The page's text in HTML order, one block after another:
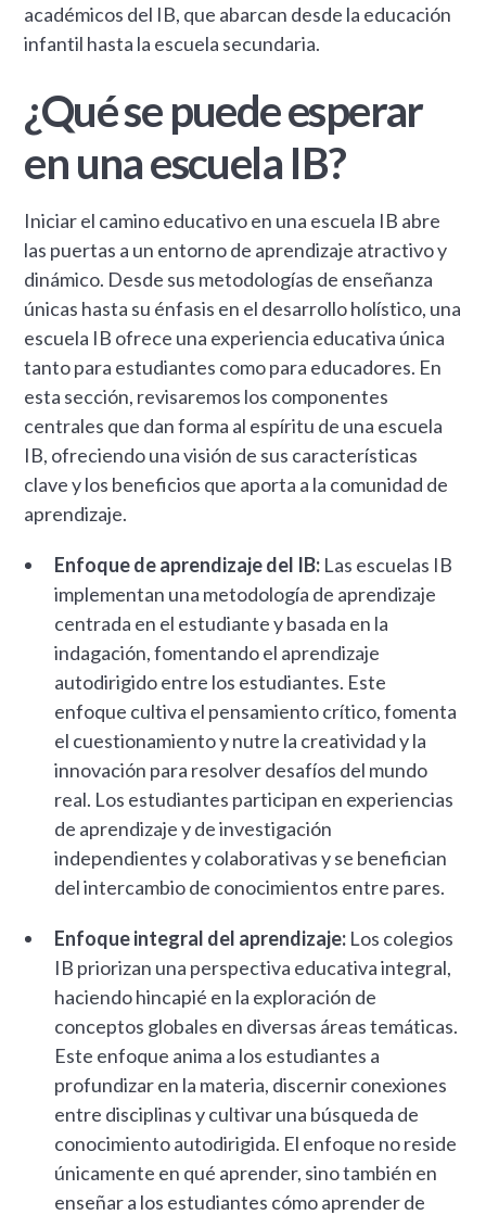
académicos del IB, que abarcan desde la educación
infantil hasta la escuela secundaria.
¿Qué se puede esperar
en una escuela IB?
Iniciar el camino educativo en una escuela IB abre
las puertas a un entorno de aprendizaje atractivo y
dinámico. Desde sus metodologías de enseñanza
únicas hasta su énfasis en el desarrollo holístico, una
escuela IB ofrece una experiencia educativa única
tanto para estudiantes como para educadores. En
esta sección, revisaremos los componentes
centrales que dan forma al espíritu de una escuela
IB, ofreciendo una visión de sus características
clave y los beneficios que aporta a la comunidad de
aprendizaje.
Enfoque de aprendizaje del IB: Las escuelas IB
implementan una metodología de aprendizaje
centrada en el estudiante y basada en la
indagación, fomentando el aprendizaje
autodirigido entre los estudiantes. Este
enfoque cultiva el pensamiento crítico, fomenta
el cuestionamiento y nutre la creatividad y la
innovación para resolver desafíos del mundo
real. Los estudiantes participan en experiencias
de aprendizaje y de investigación
independientes y colaborativas y se benefician
del intercambio de conocimientos entre pares.
Enfoque integral del aprendizaje: Los colegios
IB priorizan una perspectiva educativa integral,
haciendo hincapié en la exploración de
conceptos globales en diversas áreas temáticas.
Este enfoque anima a los estudiantes a
profundizar en la materia, discernir conexiones
entre disciplinas y cultivar una búsqueda de
conocimiento autodirigida. El enfoque no reside
únicamente en qué aprender, sino también en
enseñar a los estudiantes cómo aprender de